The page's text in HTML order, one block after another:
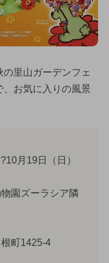
里山ガーデンフェ
、お気に入りの風景
月19日（日）
園ズーラシア隣
町1425-4